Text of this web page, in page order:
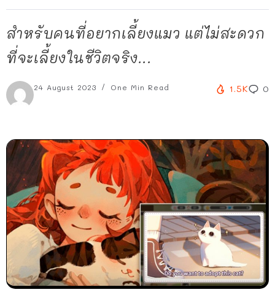
สำหรับคนที่อยากเลี้ยงแมว แต่ไม่สะดวก
ที่จะเลี้ยงในชีวิตจริง...
24 August 2023 One Min Read 1.5K 0